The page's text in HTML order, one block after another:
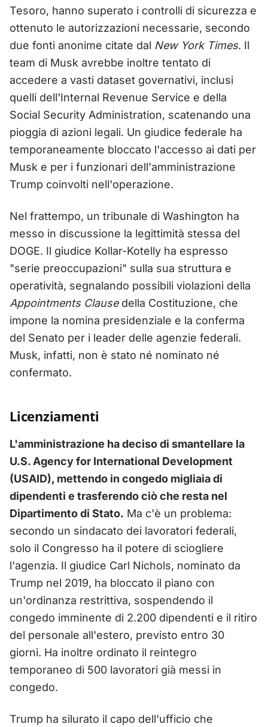
Tesoro, hanno superato i controlli di sicurezza e
ottenuto le autorizzazioni necessarie, secondo
due fonti anonime citate dal New York Times. Il
team di Musk avrebbe inoltre tentato di
accedere a vasti dataset governativi, inclusi
quelli dell'Internal Revenue Service e della
Social Security Administration, scatenando una
pioggia di azioni legali. Un giudice federale ha
temporaneamente bloccato l'accesso ai dati per
Musk e per i funzionari dell'amministrazione
Trump coinvolti nell'operazione.
Nel frattempo, un tribunale di Washington ha
messo in discussione la legittimità stessa del
DOGE. Il giudice Kollar-Kotelly ha espresso
"serie preoccupazioni" sulla sua struttura e
operatività, segnalando possibili violazioni della
Appointments Clausedella Costituzione, che
impone la nomina presidenziale e la conferma
del Senato per i leader delle agenzie federali.
Musk, infatti, non è stato né nominato né
confermato.
Licenziamenti
L'amministrazione ha deciso di smantellare la
U.S. Agency for International Development
(USAID), mettendo in congedo migliaia di
dipendenti e trasferendo ciò che resta nel
Dipartimento di Stato. Ma c'è un problema:
secondo un sindacato dei lavoratori federali,
solo il Congresso ha il potere di sciogliere
l'agenzia. Il giudice Carl Nichols, nominato da
Trump nel 2019, ha bloccato il piano con
un'ordinanza restrittiva, sospendendo il
congedo imminente di 2.200 dipendenti e il ritiro
del personale all'estero, previsto entro 30
giorni. Ha inoltre ordinato il reintegro
temporaneo di 500 lavoratori già messi in
congedo.
Trump ha silurato il capo dell'ufficio che